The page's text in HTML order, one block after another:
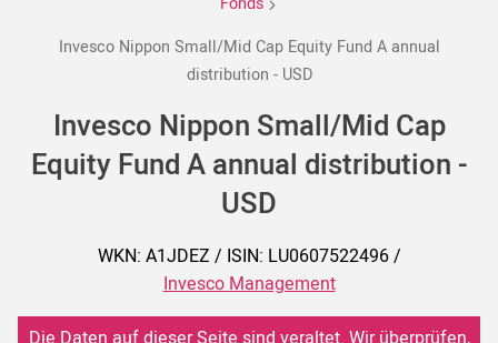
Invesco Nippon Small/Mid Cap Equity Fund A annual
distribution - USD
Invesco Nippon Small/Mid Cap
Equity Fund A annual distribution -
USD
WKN: A1JDEZ / ISIN: LU0607522496 /
Invesco Management